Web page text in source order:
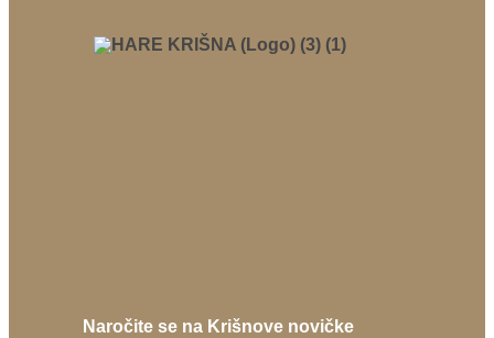
Naročite se na Krišnove novičke